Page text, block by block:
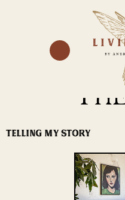
TELLING MY STORY